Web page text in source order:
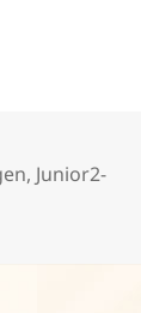
, Junior2-